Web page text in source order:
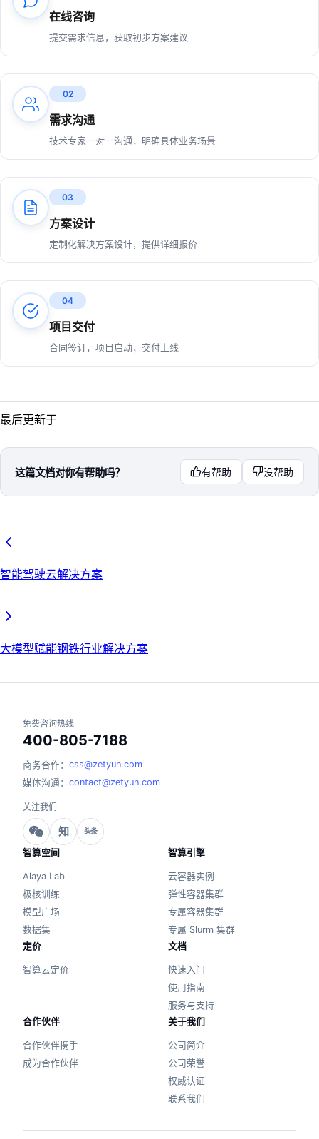
在线咨询
提交需求信息，获取初步方案建议
02
需求沟通
技术专家一对一沟通，明确具体业务场景
03
方案设计
定制化解决方案设计，提供详细报价
04
项目交付
合同签订，项目启动，交付上线
最后更新于
这篇文档对你有帮助吗？ 有帮助 没帮助
智能驾驶云解决方案
大模型赋能钢铁行业解决方案
免费咨询热线
400-805-7188
商务合作： css@zetyun.com
媒体沟通： contact@zetyun.com
关注我们
知 头条
智算空间
Alaya Lab
极核训练
模型广场
数据集
智算引擎
云容器实例
弹性容器集群
专属容器集群
专属 Slurm 集群
定价
智算云定价
文档
快速入门
使用指南
服务与支持
合作伙伴
合作伙伴携手
成为合作伙伴
关于我们
公司简介
公司荣誉
权威认证
联系我们